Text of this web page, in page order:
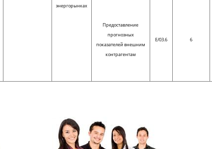
энергорынках
Предоставление
прогнозных
показателей внешним
контрагентам
E/03.6 6